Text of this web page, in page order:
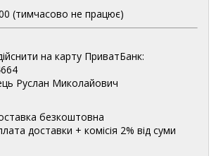
(тимчасово не працює)
на карту ПриватБанк:
Руслан Миколайович
безкоштовна
доставки + комісія 2% від суми